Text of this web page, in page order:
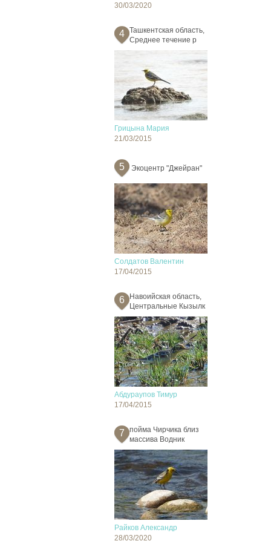
30/03/2020
4
Ташкентская область,
Среднее течение р
Грицына Мария
21/03/2015
5 Экоцентр "Джейран"
Солдатов Валентин
17/04/2015
6
Навоийская область,
Центральные Кызылк
Абдураупов Тимур
17/04/2015
7
пойма Чирчика близ
массива Водник
Райков Александр
28/03/2020